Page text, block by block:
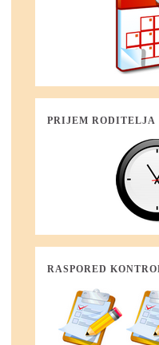
PRIJEM RODITELJA
RASPORED